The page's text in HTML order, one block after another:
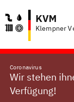
KVM
Klempner
Coronavirus
Wir stehen
Verfügung!